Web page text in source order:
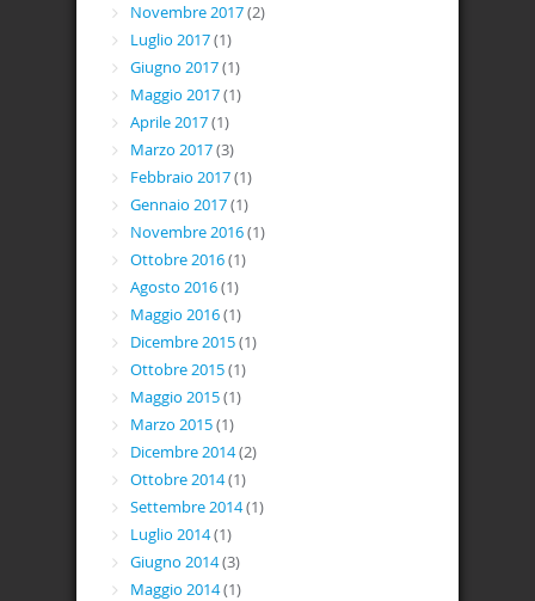
Novembre 2017(2)
Luglio 2017(1)
Giugno 2017(1)
Maggio 2017(1)
Aprile 2017(1)
Marzo 2017(3)
Febbraio 2017(1)
Gennaio 2017(1)
Novembre 2016(1)
Ottobre 2016(1)
Agosto 2016(1)
Maggio 2016(1)
Dicembre 2015(1)
Ottobre 2015(1)
Maggio 2015(1)
Marzo 2015(1)
Dicembre 2014(2)
Ottobre 2014(1)
Settembre 2014(1)
Luglio 2014(1)
Giugno 2014(3)
Maggio 2014(1)